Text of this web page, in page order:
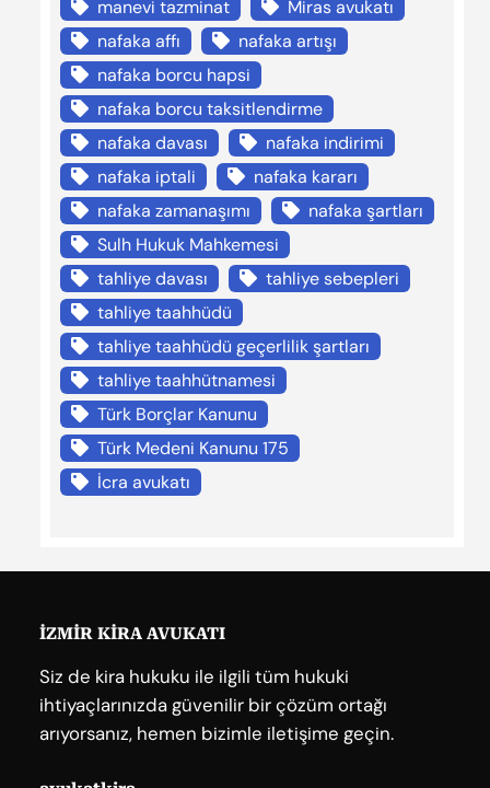
manevi tazminat
Miras avukatı
nafaka affı
nafaka artışı
nafaka borcu hapsi
nafaka borcu taksitlendirme
nafaka davası
nafaka indirimi
nafaka iptali
nafaka kararı
nafaka zamanaşımı
nafaka şartları
Sulh Hukuk Mahkemesi
tahliye davası
tahliye sebepleri
tahliye taahhüdü
tahliye taahhüdü geçerlilik şartları
tahliye taahhütnamesi
Türk Borçlar Kanunu
Türk Medeni Kanunu 175
İcra avukatı
İZMİR KİRA AVUKATI
Siz de kira hukuku ile ilgili tüm hukuki
ihtiyaçlarınızda güvenilir bir çözüm ortağı
arıyorsanız, hemen bizimle iletişime geçin.